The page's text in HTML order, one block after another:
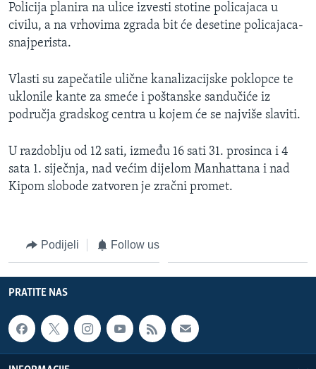
ŽENSKA STRANA
IZBJEGLIČKA STRANA
O GLASU AMERIKE
PRATITE NAS
Policija planira na ulice izvesti stotine policajaca u
civilu, a na vrhovima zgrada bit će desetine policajaca-
snajperista.
Vlasti su zapečatile ulične kanalizacijske poklopce te
uklonile kante za smeće i poštanske sandučiće iz
područja gradskog centra u kojem će se najviše slaviti.
U razdoblju od 12 sati, između 16 sati 31. prosinca i 4
sata 1. siječnja, nad većim dijelom Manhattana i nad
Kipom slobode zatvoren je zračni promet.
Podijeli Follow us
PRATITE NAS